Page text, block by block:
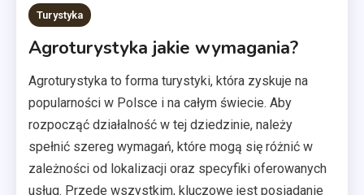
Turystyka
Agroturystyka jakie wymagania?
Agroturystyka to forma turystyki, która zyskuje na
popularności w Polsce i na całym świecie. Aby
rozpocząć działalność w tej dziedzinie, należy
spełnić szereg wymagań, które mogą się różnić w
zależności od lokalizacji oraz specyfiki oferowanych
usług. Przede wszystkim, kluczowe jest posiadanie